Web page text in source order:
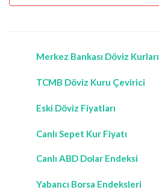
Merkez Bankası Döviz Kurları
TCMB Döviz Kuru Çevirici
Eski Döviz Fiyatları
Canlı Sepet Kur Fiyatı
Canlı ABD Dolar Endeksi
Yabancı Borsa Endeksleri